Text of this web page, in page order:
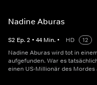
Nadine Aburas
S2 Ep.2 • 44 Min. • HD
12
Nadine Aburas wird tot in
aufgefunden. War es
einen US-Millionär des